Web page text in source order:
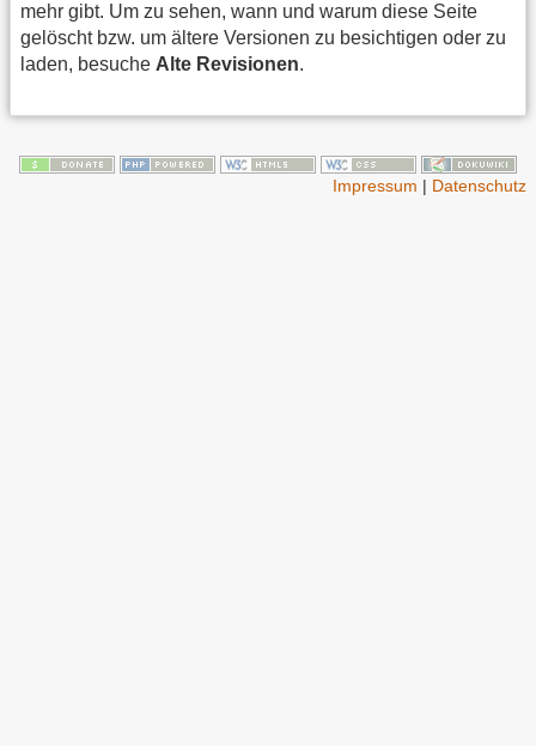
mehr gibt. Um zu sehen, wann und warum diese Seite
gelöscht bzw. um ältere Versionen zu besichtigen oder zu
laden, besuche Alte Revisionen.
Impressum | Datenschutz